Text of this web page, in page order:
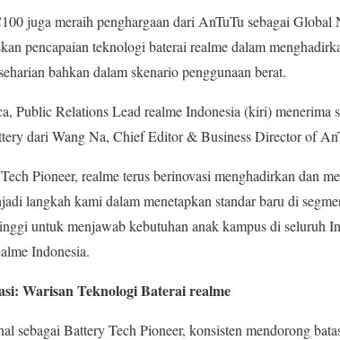
juga meraih penghargaan dari AnTuTu sebagai
pencapaian teknologi baterai realme dalam
bahkan dalam skenario penggunaan berat.
Public Relations Lead realme Indonesia (kiri) menerima
dari Wang Na, Chief Editor & Business Director of
Pioneer, realme terus berinovasi menghadirkan dan
langkah kami dalam menetapkan standar baru di
untuk menjawab kebutuhan anak kampus di seluruh
Indonesia.
Warisan Teknologi Baterai realme
sebagai Battery Tech Pioneer, konsisten mendorong